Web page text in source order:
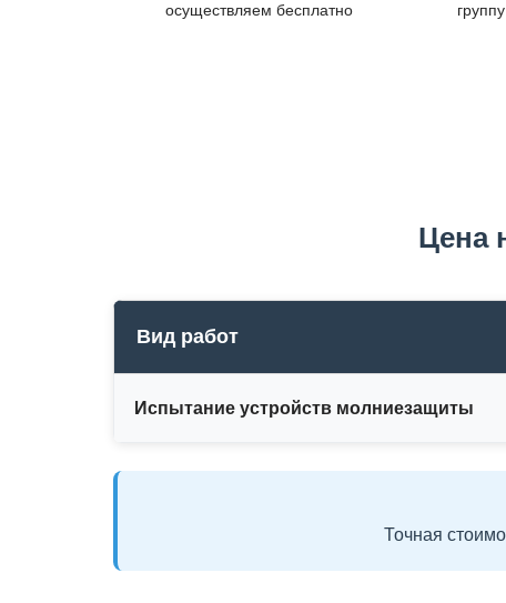
осуществляем бесплатно
Цена
Вид работ
Испытание устройств молниезащиты
Точная